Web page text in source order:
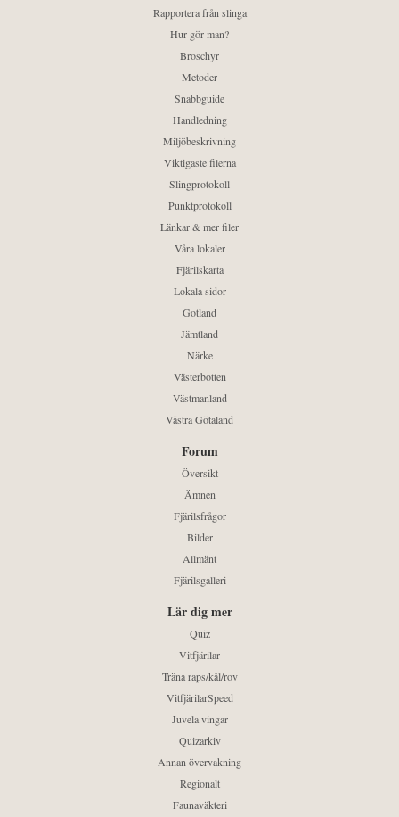
Rapportera från slinga
Hur gör man?
Broschyr
Metoder
Snabbguide
Handledning
Miljöbeskrivning
Viktigaste filerna
Slingprotokoll
Punktprotokoll
Länkar & mer filer
Våra lokaler
Fjärilskarta
Lokala sidor
Gotland
Jämtland
Närke
Västerbotten
Västmanland
Västra Götaland
Forum
Översikt
Ämnen
Fjärilsfrågor
Bilder
Allmänt
Fjärilsgalleri
Lär dig mer
Quiz
Vitfjärilar
Träna raps/kål/rov
VitfjärilarSpeed
Juvela vingar
Quizarkiv
Annan övervakning
Regionalt
Faunaväkteri